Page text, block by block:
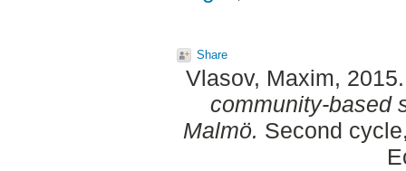
Share
Vlasov, Maxim,
community-based
Malmö. Second